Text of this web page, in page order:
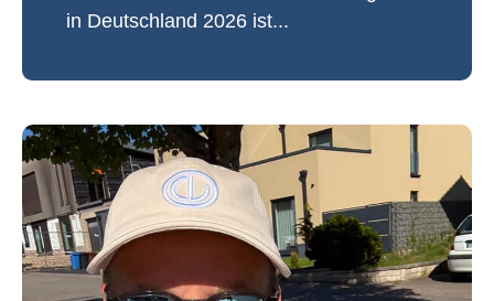
in Deutschland 2026 ist...